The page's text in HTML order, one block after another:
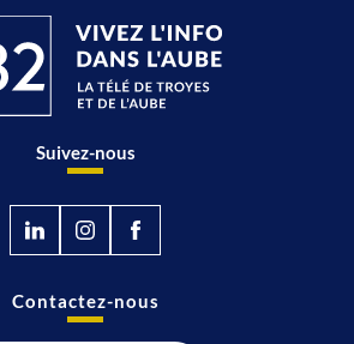
Suivez-nous
Contactez-nous